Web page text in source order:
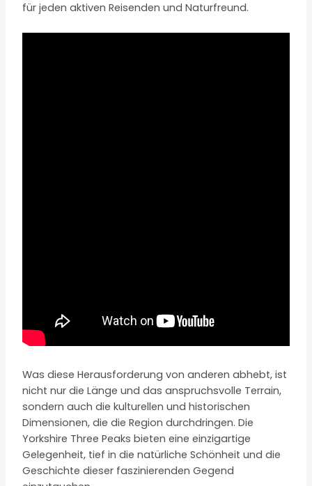
für jeden aktiven Reisenden und Naturfreund.
Was diese Herausforderung von anderen abhebt, ist
nicht nur die Länge und das anspruchsvolle Terrain,
sondern auch die kulturellen und historischen
Dimensionen, die die Region durchdringen. Die
Yorkshire Three Peaks bieten eine einzigartige
Gelegenheit, tief in die natürliche Schönheit und die
Geschichte dieser faszinierenden Gegend